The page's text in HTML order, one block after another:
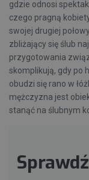
gdzie odnosi
czego pragną
swojej drugiej
zbliżający się ślub
przygotowania
skomplikują, gdy po
obudzi się rano w
mężczyzna jest
stanąć na ślubnym